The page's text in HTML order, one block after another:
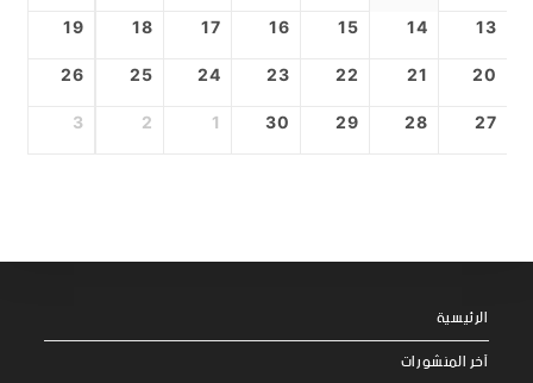
13
14
15
16
17
18
19
20
21
22
23
24
25
26
27
28
29
30
1
2
3
الرئيسية
آخر المنشورات